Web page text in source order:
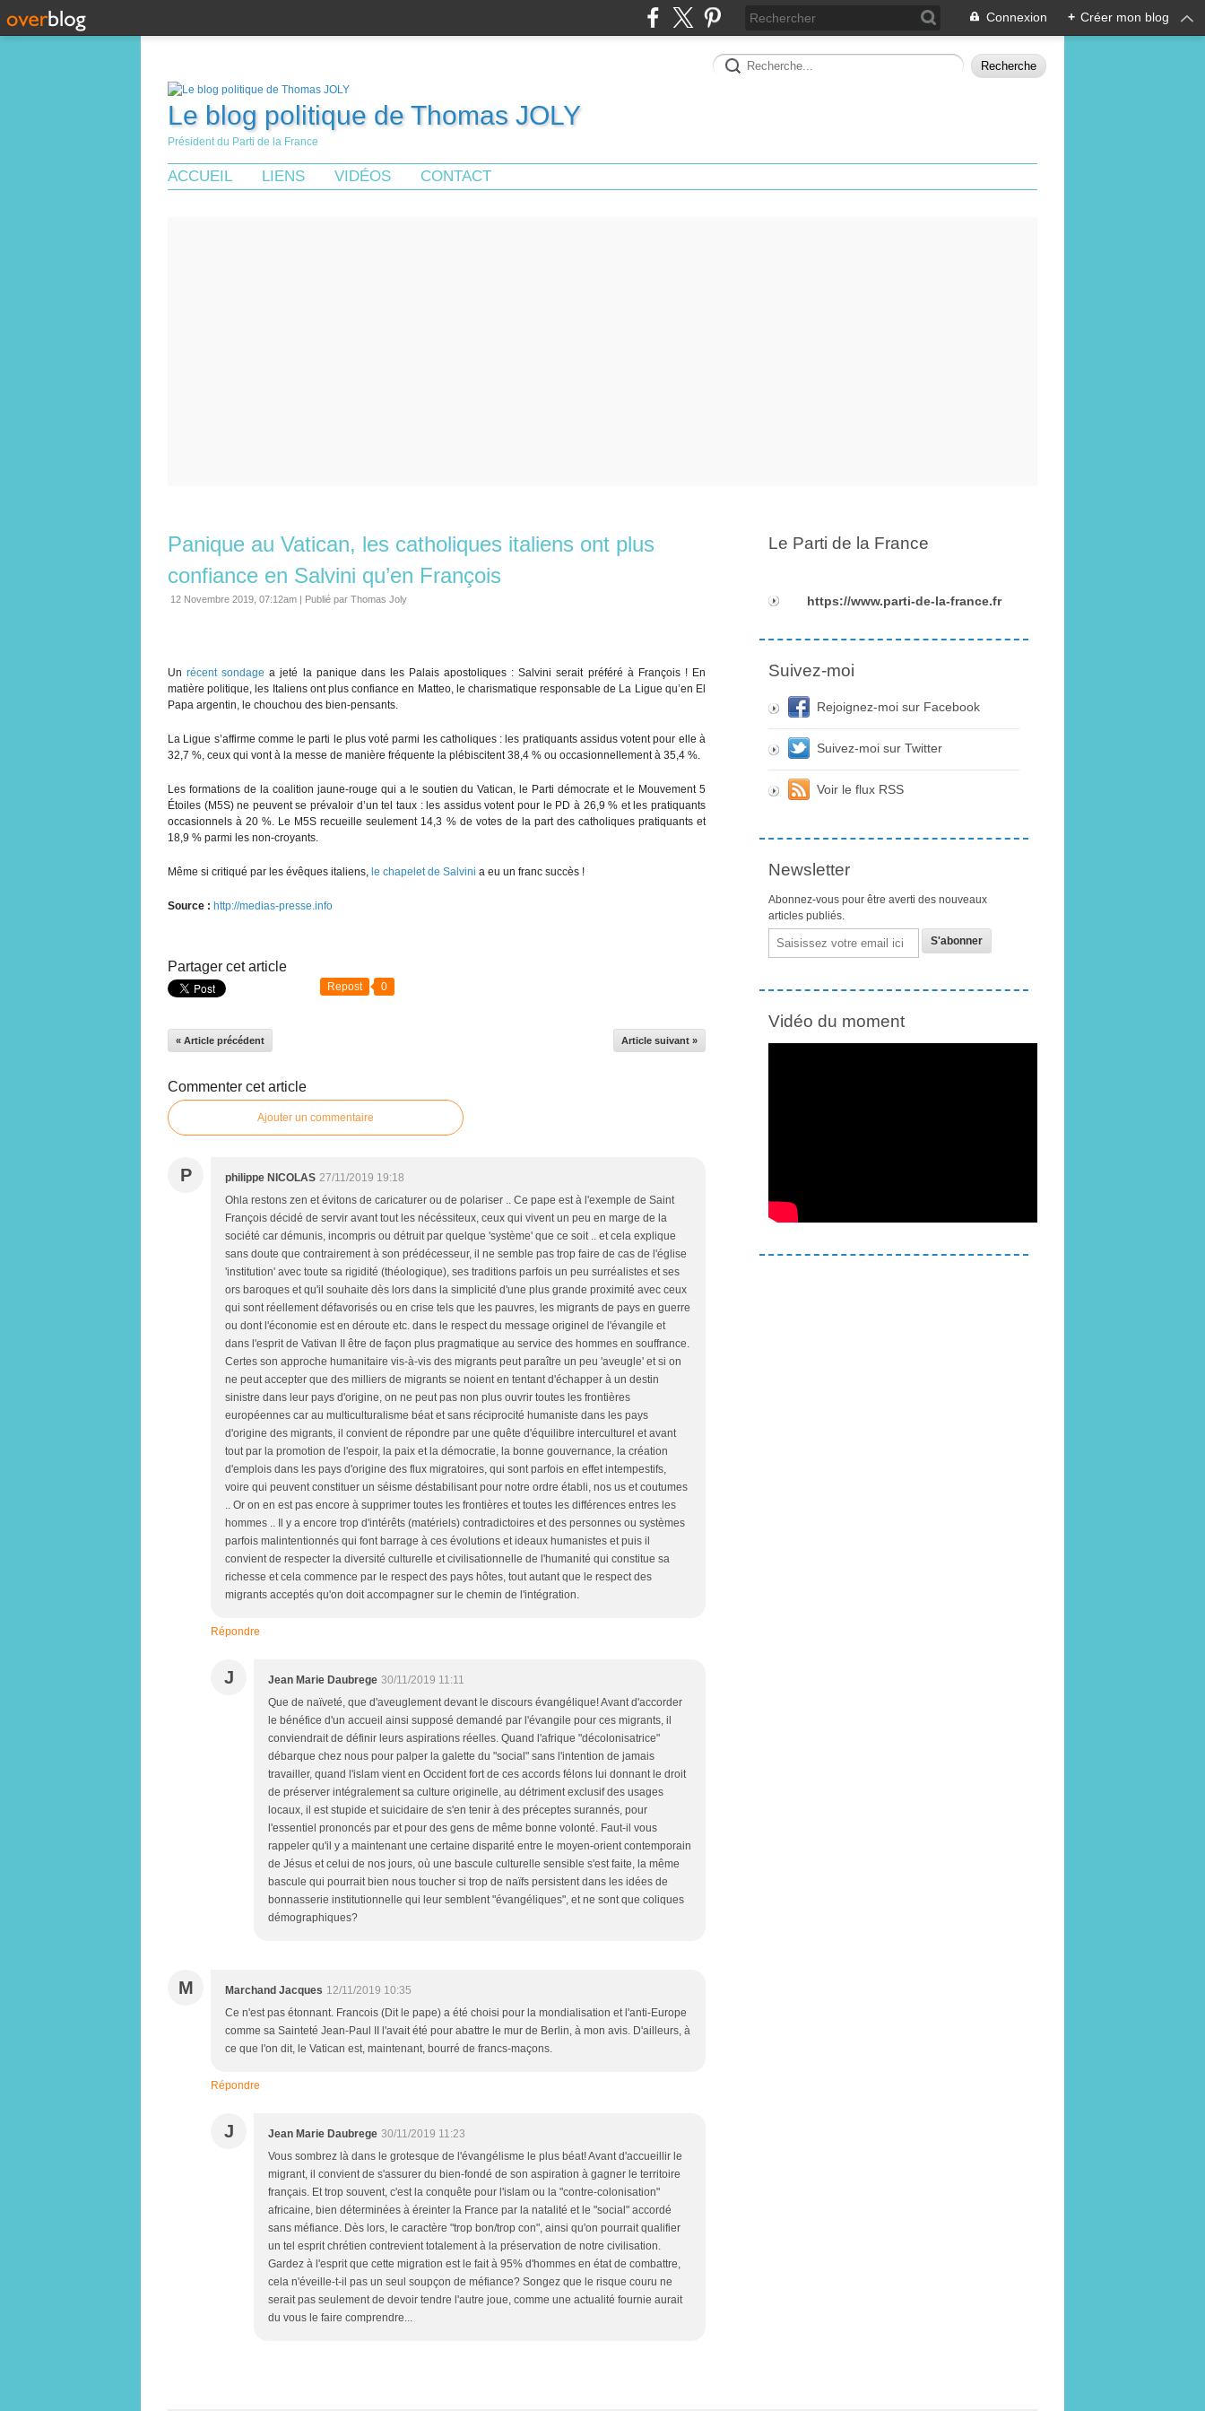
Connexion + Créer mon blog
Le blog politique de Thomas JOLY
Président du Parti de la France
ACCUEIL LIENS VIDÉOS CONTACT
Panique au Vatican, les catholiques italiens ont plus
confiance en Salvini qu’en François
12 Novembre 2019, 07:12am | Publié par Thomas Joly
Unrécent sondage a jeté la panique dans les Palais apostoliques : Salvini serait préféré à François ! En
matière politique, les Italiens ont plus confiance en Matteo, le charismatique responsable de La Ligue qu’en El
Papa argentin, le chouchou des bien-pensants.
La Ligue s’affirme comme le parti le plus voté parmi les catholiques : les pratiquants assidus votent pour elle à
32,7 %, ceux qui vont à la messe de manière fréquente la plébiscitent 38,4 % ou occasionnellement à 35,4 %.
Les formations de la coalition jaune-rouge qui a le soutien du Vatican, le Parti démocrate et le Mouvement 5
Étoiles (M5S) ne peuvent se prévaloir d’un tel taux : les assidus votent pour le PD à 26,9 % et les pratiquants
occasionnels à 20 %. Le M5S recueille seulement 14,3 % de votes de la part des catholiques pratiquants et
18,9 % parmi les non-croyants.
Même si critiqué par les évêques italiens, le chapelet de Salvini a eu un franc succès !
Source : http://medias-presse.info
Partager cet article
Repost 0
« Article précédent Article suivant »
Commenter cet article
Ajouter un commentaire
P philippe NICOLAS 27/11/2019 19:18
Ohla restons zen et évitons de caricaturer ou de polariser .. Ce pape est à l'exemple de Saint
François décidé de servir avant tout les nécéssiteux, ceux qui vivent un peu en marge de la
société car démunis, incompris ou détruit par quelque 'système' que ce soit .. et cela explique
sans doute que contrairement à son prédécesseur, il ne semble pas trop faire de cas de l'église
'institution' avec toute sa rigidité (théologique), ses traditions parfois un peu surréalistes et ses
ors baroques et qu'il souhaite dès lors dans la simplicité d'une plus grande proximité avec ceux
qui sont réellement défavorisés ou en crise tels que les pauvres, les migrants de pays en guerre
ou dont l'économie est en déroute etc. dans le respect du message originel de l'évangile et
dans l'esprit de Vativan II être de façon plus pragmatique au service des hommes en souffrance.
Certes son approche humanitaire vis-à-vis des migrants peut paraître un peu 'aveugle' et si on
ne peut accepter que des milliers de migrants se noient en tentant d'échapper à un destin
sinistre dans leur pays d'origine, on ne peut pas non plus ouvrir toutes les frontières
européennes car au multiculturalisme béat et sans réciprocité humaniste dans les pays
d'origine des migrants, il convient de répondre par une quête d'équilibre interculturel et avant
tout par la promotion de l'espoir, la paix et la démocratie, la bonne gouvernance, la création
d'emplois dans les pays d'origine des flux migratoires, qui sont parfois en effet intempestifs,
voire qui peuvent constituer un séisme déstabilisant pour notre ordre établi, nos us et coutumes
.. Or on en est pas encore à supprimer toutes les frontières et toutes les différences entres les
hommes .. Il y a encore trop d'intérêts (matériels) contradictoires et des personnes ou systèmes
parfois malintentionnés qui font barrage à ces évolutions et ideaux humanistes et puis il
convient de respecter la diversité culturelle et civilisationnelle de l'humanité qui constitue sa
richesse et cela commence par le respect des pays hôtes, tout autant que le respect des
migrants acceptés qu'on doit accompagner sur le chemin de l'intégration.
Répondre
J Jean Marie Daubrege 30/11/2019 11:11
Que de naïveté, que d'aveuglement devant le discours évangélique! Avant d'accorder
le bénéfice d'un accueil ainsi supposé demandé par l'évangile pour ces migrants, il
conviendrait de définir leurs aspirations réelles. Quand l'afrique "décolonisatrice"
débarque chez nous pour palper la galette du "social" sans l'intention de jamais
travailler, quand l'islam vient en Occident fort de ces accords félons lui donnant le droit
de préserver intégralement sa culture originelle, au détriment exclusif des usages
locaux, il est stupide et suicidaire de s'en tenir à des préceptes surannés, pour
l'essentiel prononcés par et pour des gens de même bonne volonté. Faut-il vous
rappeler qu'il y a maintenant une certaine disparité entre le moyen-orient contemporain
de Jésus et celui de nos jours, où une bascule culturelle sensible s'est faite, la même
bascule qui pourrait bien nous toucher si trop de naïfs persistent dans les idées de
bonnasserie institutionnelle qui leur semblent "évangéliques", et ne sont que coliques
démographiques?
M Marchand Jacques 12/11/2019 10:35
Ce n'est pas étonnant. Francois (Dit le pape) a été choisi pour la mondialisation et l'anti-Europe
comme sa Sainteté Jean-Paul II l'avait été pour abattre le mur de Berlin, à mon avis. D'ailleurs, à
ce que l'on dit, le Vatican est, maintenant, bourré de francs-maçons.
Répondre
J Jean Marie Daubrege 30/11/2019 11:23
Vous sombrez là dans le grotesque de l'évangélisme le plus béat! Avant d'accueillir le
migrant, il convient de s'assurer du bien-fondé de son aspiration à gagner le territoire
français. Et trop souvent, c'est la conquête pour l'islam ou la "contre-colonisation"
africaine, bien déterminées à éreinter la France par la natalité et le "social" accordé
sans méfiance. Dès lors, le caractère "trop bon/trop con", ainsi qu'on pourrait qualifier
un tel esprit chrétien contrevient totalement à la préservation de notre civilisation.
Gardez à l'esprit que cette migration est le fait à 95% d'hommes en état de combattre,
cela n'éveille-t-il pas un seul soupçon de méfiance? Songez que le risque couru ne
serait pas seulement de devoir tendre l'autre joue, comme une actualité fournie aurait
du vous le faire comprendre...
Le Parti de la France
https://www.parti-de-la-france.fr
Suivez-moi
Rejoignez-moi sur Facebook
Suivez-moi sur Twitter
Voir le flux RSS
Newsletter
Abonnez-vous pour être averti des nouveaux
articles publiés.
Email
Vidéo du moment